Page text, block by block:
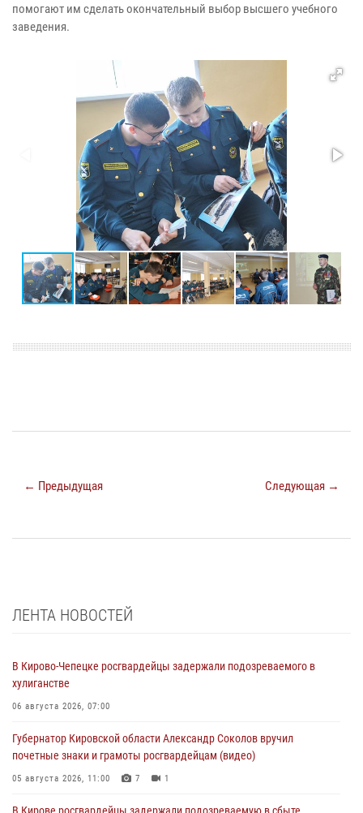
помогают им сделать окончательный выбор высшего учебного
заведения.
← Предыдущая Следующая →
ЛЕНТА НОВОСТЕЙ
В Кирово-Чепецке росгвардейцы задержали подозреваемого в
хулиганстве
06 августа 2026, 07:00
Губернатор Кировской области Александр Соколов вручил
почетные знаки и грамоты росгвардейцам (видео)
05 августа 2026, 11:00 7 1
В Кирове росгвардейцы задержали подозреваемую в сбыте